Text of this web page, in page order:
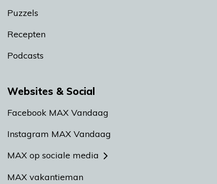
Puzzels
Recepten
Podcasts
Websites & Social
Facebook MAX Vandaag
Instagram MAX Vandaag
MAX op sociale media
MAX vakantieman